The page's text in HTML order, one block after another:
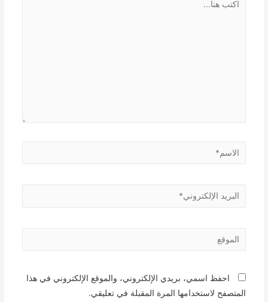
الاسم*
البريد
الموقع
احفظ اسمي، بريدي الإلكتروني، والموقع الإلكتروني في هذا
المتصفح لاستخدامها المرة المقبلة في تعليقي.